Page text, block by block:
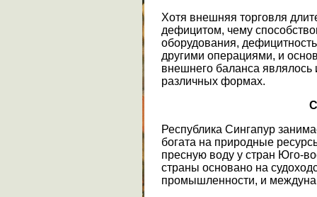
Хотя внешняя торговля
дефицитом, чему
оборудования,
другими операциями, и
внешнего баланса
различных формах.
Республика Сингапур
богата на природные
пресную воду у стран Юго-
страны основано на
промышленности, и